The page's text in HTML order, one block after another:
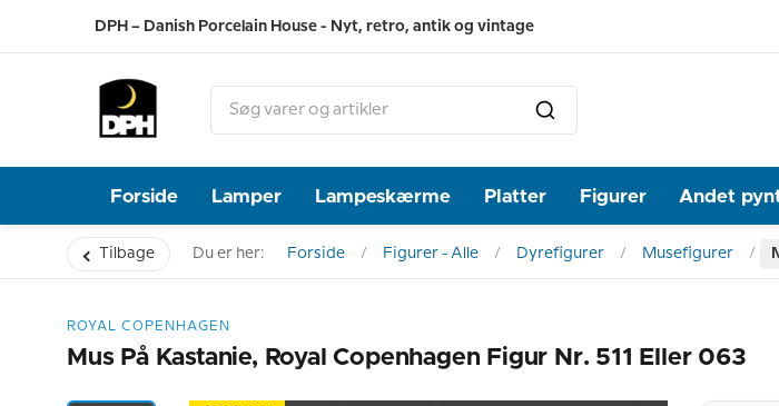
DPH – Danish Porcelain House - Nyt, retro, antik og vintage
Forside Lamper Lampeskærme Platter Figurer Andet
Tilbage Du er her: Forside Figurer - Alle Dyrefigurer Musefigurer
ROYAL COPENHAGEN
Mus På Kastanie, Royal Copenhagen Figur Nr. 511 Eller 063